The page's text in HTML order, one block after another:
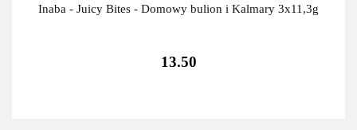
Inaba - Juicy Bites - Domowy bulion i Kalmary 3x11,3g
13.50